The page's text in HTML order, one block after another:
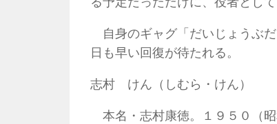
自身のギャグ「だいじょうぶ
日も早い回復が待たれる。
志村 けん（しむら・けん）
本名・志村康徳。１９５０（